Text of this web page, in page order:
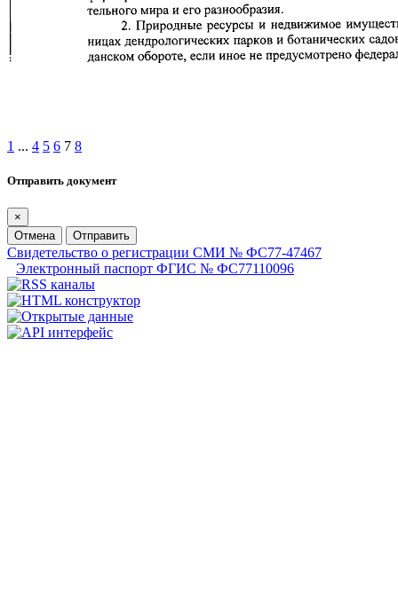
1 ... 4 5 6 7 8
Отправить документ
×
Отмена
Отправить
Свидетельство о регистрации СМИ № ФС77-47467
Электронный паспорт ФГИС № ФС77110096